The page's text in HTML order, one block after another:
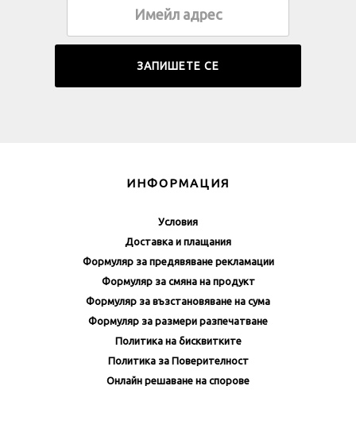
ИНФОРМАЦИЯ
Условия
Доставка и плащания
Формуляр за предявяване рекламации
Формуляр за смяна на продукт
Формуляр за възстановяване на сума
Формуляр за размери разпечатване
Политика на бисквитките
Политика за Поверителност
Онлайн решаване на спорове